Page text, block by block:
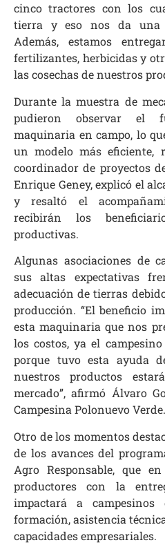
cinco tractores con los
tierra y eso nos da una
Además, estamos
fertilizantes, herbicidas y
las cosechas de nuestros
Durante la muestra de
pudieron observar el
maquinaria en campo, lo
un modelo más eficiente,
coordinador de proyectos
Enrique Geney, explicó el
y resaltó el
recibirán los
productivas.
Algunas asociaciones de
sus altas expectativas
adecuación de tierras
producción. “El beneficio
esta maquinaria que nos
los costos, ya el
porque tuvo esta ayuda
nuestros productos
mercado”, afirmó Álvaro
Campesina Polonuevo Verde.
Otro de los momentos
de los avances del
Agro Responsable, que
productores con la
impactará a
formación, asistencia
capacidades empresariales.